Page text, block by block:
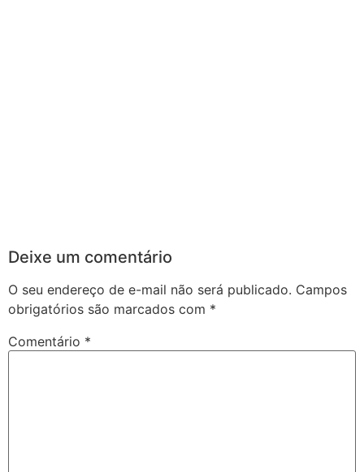
Deixe um comentário
O seu endereço de e-mail não será publicado. Campos
obrigatórios são marcados com *
Comentário *